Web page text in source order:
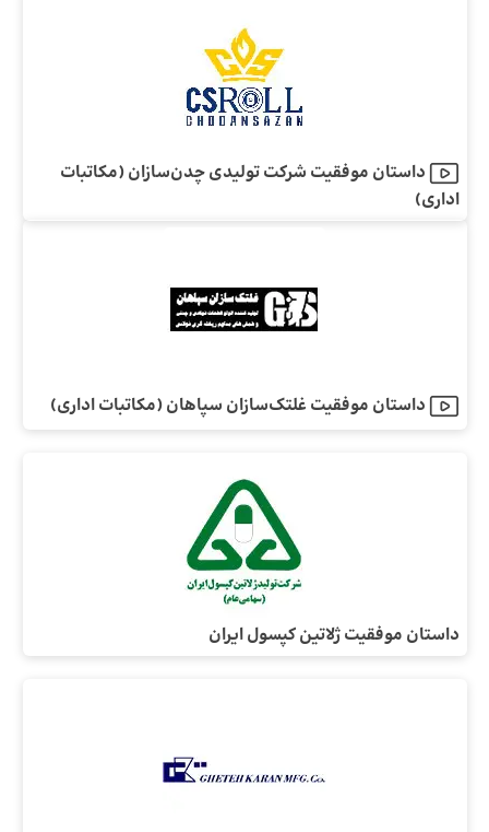
داستان موفقیت شرکت تولیدی چدن‌سازان (مکاتبات
اداری)
داستان موفقیت غلتک‌سازان سپاهان (مکاتبات اداری)
داستان موفقیت ژلاتین کپسول ایران